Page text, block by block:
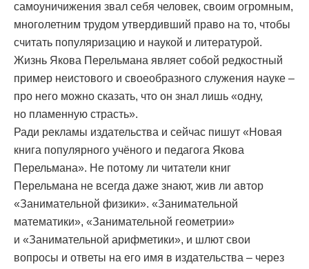
самоуничижения звал себя человек, своим огромным,
многолетним трудом утвердивший право на то, чтобы
считать популяризацию и наукой и литературой.
Жизнь Якова Перельмана являет собой редкостный
пример неистового и своеобразного служения науке –
про него можно сказать, что он знал лишь «одну,
но пламенную страсть».
Ради рекламы издательства и сейчас пишут «Новая
книга популярного учёного и педагога Якова
Перельмана». Не потому ли читатели книг
Перельмана не всегда даже знают, жив ли автор
«Занимательной физики». «Занимательной
математики», «Занимательной геометрии»
и «Занимательной арифметики», и шлют свои
вопросы и ответы на его имя в издательства – через